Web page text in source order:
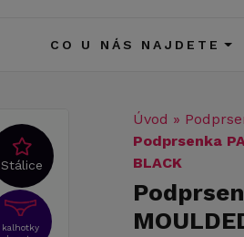
CO U NÁS NAJDETE
Stálice
kalhotky
Úvod »
Podprsenka
BLACK